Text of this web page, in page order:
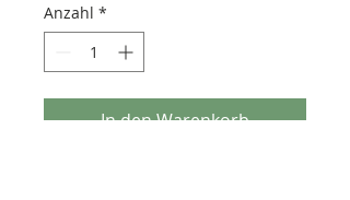
Anzahl *
In den Warenkorb